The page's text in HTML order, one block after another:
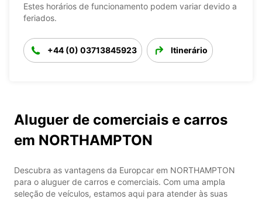
Estes horários de funcionamento podem variar devido a
feriados.
+44 (0) 03713845923 Itinerário
Aluguer de comerciais e carros
em NORTHAMPTON
Descubra as vantagens da Europcar em NORTHAMPTON
para o aluguer de carros e comerciais. Com uma ampla
seleção de veículos, estamos aqui para atender às suas